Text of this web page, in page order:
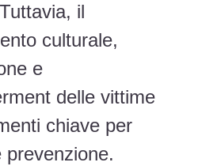
il
culturale,
e
delle vittime
chiave per
prevenzione.